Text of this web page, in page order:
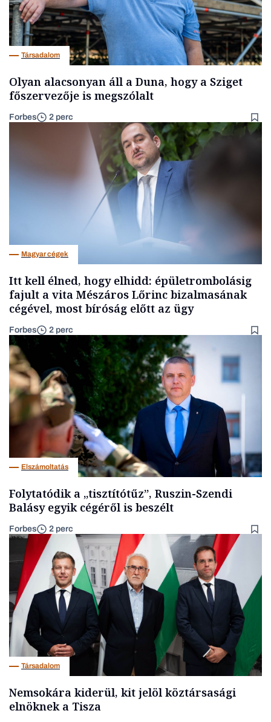
Társadalom
Olyan alacsonyan áll a Duna, hogy a Sziget
főszervezője is megszólalt
Forbes 2 perc
Magyar cégek
Itt kell élned, hogy elhidd: épületrombolásig
fajult a vita Mészáros Lőrinc bizalmasának
cégével, most bíróság előtt az ügy
Forbes 2 perc
Elszámoltatás
Folytatódik a „tisztítótűz”, Ruszin-Szendi
Balásy egyik cégéről is beszélt
Forbes 2 perc
Társadalom
Nemsokára kiderül, kit jelöl köztársasági
elnöknek a Tisza